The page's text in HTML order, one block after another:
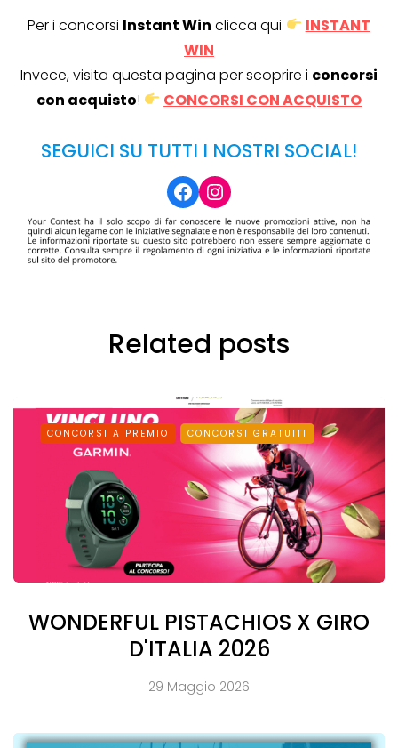
Per i concorsi Instant Win clicca qui
INSTANT
WIN
Invece, visita questa pagina per scoprire i concorsi
con acquisto! CONCORSI CON ACQUISTO
SEGUICI SU TUTTI I NOSTRI SOCIAL!
Facebook
Instagram
Related posts
CONCORSI A PREMIO CONCORSI GRATUITI
WONDERFUL PISTACHIOS X GIRO
D'ITALIA 2026
29 Maggio 2026